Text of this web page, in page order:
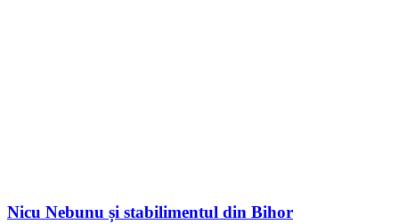
Nicu Nebunu și stabilimentul din Bihor